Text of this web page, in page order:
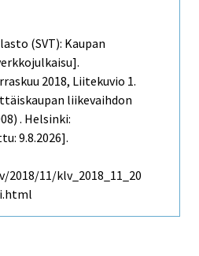
(SVT): Kaupan
2018, Liitekuvio 1.
liikevaihdon
. Helsinki:
9.8.2026].
11/klv_2018_11_20